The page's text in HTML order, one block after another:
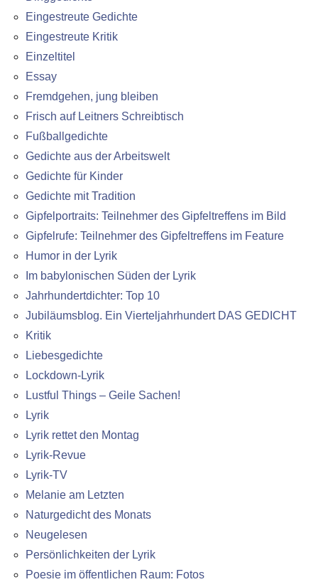
Eingestreute Gedichte
Eingestreute Kritik
Einzeltitel
Essay
Fremdgehen, jung bleiben
Frisch auf Leitners Schreibtisch
Fußballgedichte
Gedichte aus der Arbeitswelt
Gedichte für Kinder
Gedichte mit Tradition
Gipfelportraits: Teilnehmer des Gipfeltreffens im Bild
Gipfelrufe: Teilnehmer des Gipfeltreffens im Feature
Humor in der Lyrik
Im babylonischen Süden der Lyrik
Jahrhundertdichter: Top 10
Jubiläumsblog. Ein Vierteljahrhundert DAS GEDICHT
Kritik
Liebesgedichte
Lockdown-Lyrik
Lustful Things – Geile Sachen!
Lyrik
Lyrik rettet den Montag
Lyrik-Revue
Lyrik-TV
Melanie am Letzten
Naturgedicht des Monats
Neugelesen
Persönlichkeiten der Lyrik
Poesie im öffentlichen Raum: Fotos